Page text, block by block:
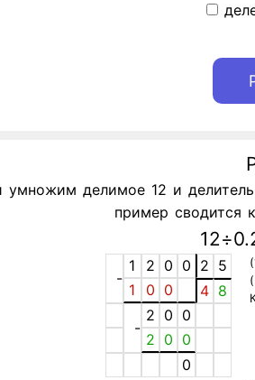
делимое 12 и делитель
пример сводится
-
1 2 0 0 2 5
1
0 0 4 8
-
2 0 0
2 0 0
0